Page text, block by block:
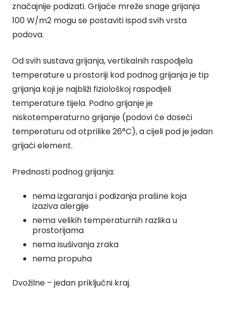
značajnije podizati. Grijaće mreže snage grijanja
100 W/m2 mogu se postaviti ispod svih vrsta
podova.
Od svih sustava grijanja, vertikalnih raspodjela
temperature u prostoriji kod podnog grijanja je tip
grijanja koji je najbliži fiziološkoj raspodjeli
temperature tijela. Podno grijanje je
niskotemperaturno grijanje (podovi će doseći
temperaturu od otprilike 26°C), a cijeli pod je jedan
grijaći element.
Prednosti podnog grijanja:
nema izgaranja i podizanja prašine koja
izaziva alergije
nema velikih temperaturnih razlika u
prostorijama
nema isušivanja zraka
nema propuha
Dvožilne – jedan priključni kraj.